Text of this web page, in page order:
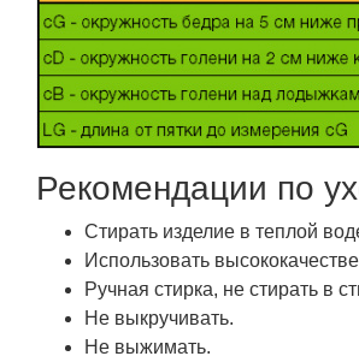
Рекомендации по
Стирать изделие в теплой
Использовать
Ручная стирка, не стирать в
Не выкручивать.
Не выжимать.